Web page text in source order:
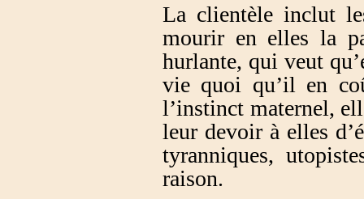
La clientèle inclut
mourir en elles la
hurlante, qui veut
vie quoi qu’il en
l’instinct maternel,
leur devoir à elles
tyranniques,
raison.